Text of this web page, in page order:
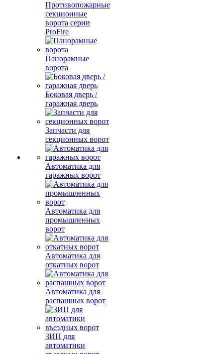
Противопожарные
секционные
ворота серии
ProFire
Панорамные
ворота
Боковая дверь /
гаражная дверь
Запчасти для
секционных ворот
Автоматика для
гаражных ворот
Автоматика для
промышленных
ворот
Автоматика для
откатных ворот
Автоматика для
распашных ворот
ЗИП для
автоматики